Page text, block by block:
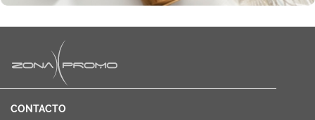
CONTACTO